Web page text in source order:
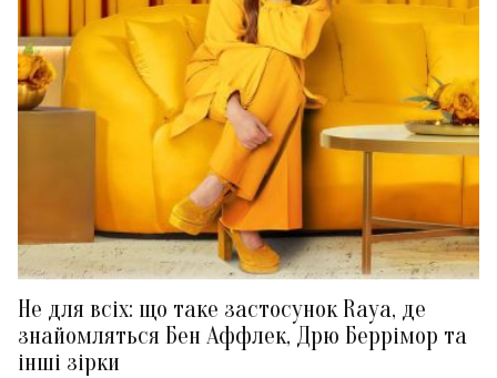
Не для всіх: що таке застосунок Raya, де
знайомляться Бен Аффлек, Дрю Беррімор та
інші зірки